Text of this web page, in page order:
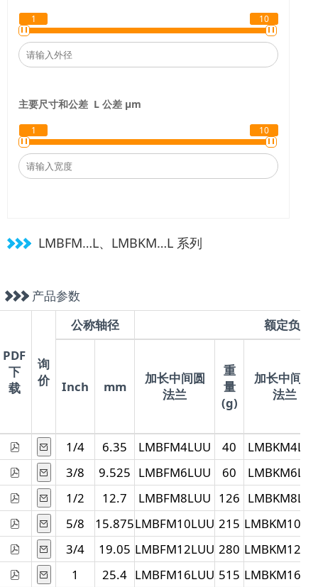
1 10
主要尺寸和公差 L 公差 μm
1 10
LMBFM…L、LMBKM…L 系列
产品参数
PDF
下
载
询
价
公称轴径 额定负荷
Inch mm
加长中间圆
法兰
重
量
(g)
加长中间方
法兰
1/4 6.35 LMBFM4LUU 40
3/8
9.525 LMBFM6LUU 60
1/2
12.7 LMBFM8LUU 126
5/8
15.875LMBFM10LUU 215
3/4
19.05 LMBFM12LUU 280
1
25.4 LMBFM16LUU 515